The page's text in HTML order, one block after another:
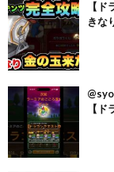
【
きな
【